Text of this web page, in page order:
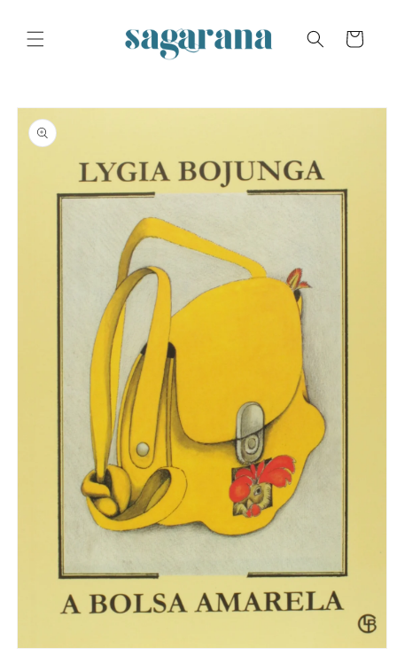
content
Cart
Skip to
product
information